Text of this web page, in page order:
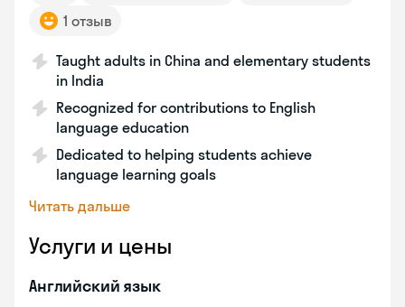
1 отзыв
Taught adults in China and elementary students
in India
Recognized for contributions to English
language education
Dedicated to helping students achieve
language learning goals
Читать дальше
Услуги и цены
Английский язык